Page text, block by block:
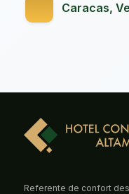
Caracas,
Referente de confort